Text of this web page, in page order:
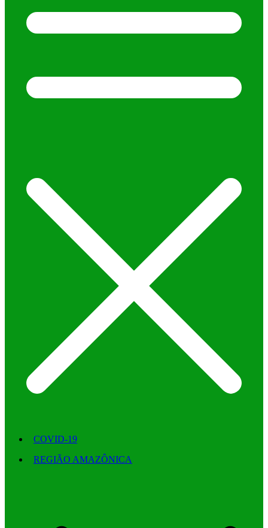
COVID-19
REGIÃO AMAZÔNICA